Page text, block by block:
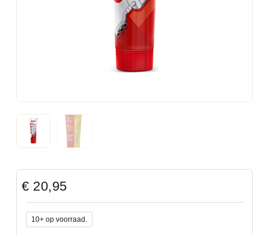
€ 20,95
10+ op voorraad.